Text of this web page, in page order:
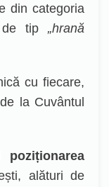
din categoria
tip„hrană
cu fiecare,
la Cuvântul
poziționarea
alături de